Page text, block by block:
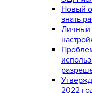
Новый
знать
Личный
2022